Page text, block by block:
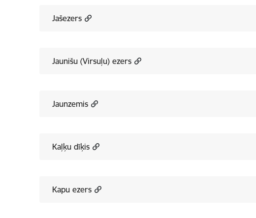
Jašezers
Jaunišu (Virsuļu) ezers
Jaunzemis
Kaļķu dīķis
Kapu ezers